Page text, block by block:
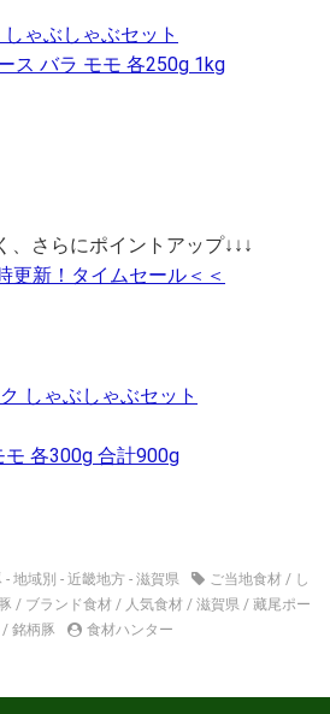
ゃぶしゃぶセット
ス バラ モモ 各250g 1kg
、さらにポイントアップ↓↓↓
更新！タイムセール＜＜
しゃぶしゃぶセット
モ 各300g 合計900g
- 地域別 - 近畿地方 - 滋賀県 ご当地食材 / し
/ ブランド食材 / 人気食材 / 滋賀県 / 藏尾ポー
/ 銘柄豚 食材ハンター